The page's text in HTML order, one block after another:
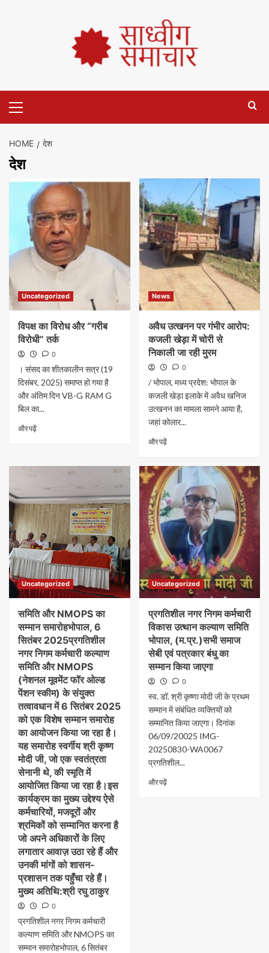
HOME देश
देश
Uncategorized
​विपक्ष का विरोध और “गरीब
विरोधी” तर्क
0
। संसद का शीतकालीन सत्र (19
दिसंबर, 2025) समाप्त हो गया है
और अंतिम दिन VB-G RAM G
बिल का...
और पढ़ें
News
अवैध उत्खनन पर गंभीर आरोप:
कजली खेड़ा में चोरी से
निकाली जा रही मुरम
0
/ भोपाल, मध्य प्रदेश: भोपाल के
कजली खेड़ा इलाके में अवैध खनिज
उत्खनन का मामला सामने आया है,
जहां कोलार...
और पढ़ें
Uncategorized
समिति और NMOPS का
सम्मान समारोह​भोपाल, 6
सितंबर 2025​प्रगतिशील
नगर निगम कर्मचारी कल्याण
समिति और NMOPS
(नेशनल मूवमेंट फॉर ओल्ड
पेंशन स्कीम) के संयुक्त
तत्वावधान में 6 सितंबर 2025
को एक विशेष सम्मान समारोह
का आयोजन किया जा रहा है।
यह समारोह स्वर्गीय श्री कृष्ण
मोदी जी, जो एक स्वतंत्रता
सेनानी थे, की स्मृति में
आयोजित किया जा रहा है।​इस
कार्यक्रम का मुख्य उद्देश्य ऐसे
कर्मचारियों, मजदूरों और
श्रमिकों को सम्मानित करना है
जो अपने अधिकारों के लिए
लगातार आवाज़ उठा रहे हैं और
उनकी मांगों को शासन-
प्रशासन तक पहुँचा रहे हैं।​
मुख्य अतिथि:​श्री रघु ठाकुर
0
प्रगतिशील नगर निगम कर्मचारी
कल्याण समिति और NMOPS का
सम्मान समारोह​भोपाल, 6 सितंबर
Uncategorized
प्रगतिशील नगर निगम कर्मचारी
विकास उत्थान कल्याण समिति
भोपाल, (म.प्र.)सभी समाज
सेबी एवं पत्रकार बंधु का
सम्मान किया जाएगा
0
स्व. डॉ. श्री कृष्णा मोदी जी के प्रथम
सम्मान में संबंधित व्यक्तियों को
सम्मानित किया जाएगा। दिनांक
06/09/20025 IMG-
20250830-WA0067
प्रगतिशील...
और पढ़ें